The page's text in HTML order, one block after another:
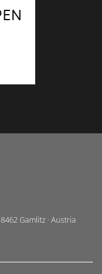
8462Gamlitz · Austria